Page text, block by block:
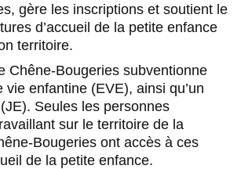
gère les inscriptions et soutient le
d’accueil de la petite enfance
territoire.
Chêne-Bougeries subventionne
vie enfantine (EVE), ainsi qu’un
Seules les personnes
sur le territoire de la
Bougeries ont accès à ces
de la petite enfance.